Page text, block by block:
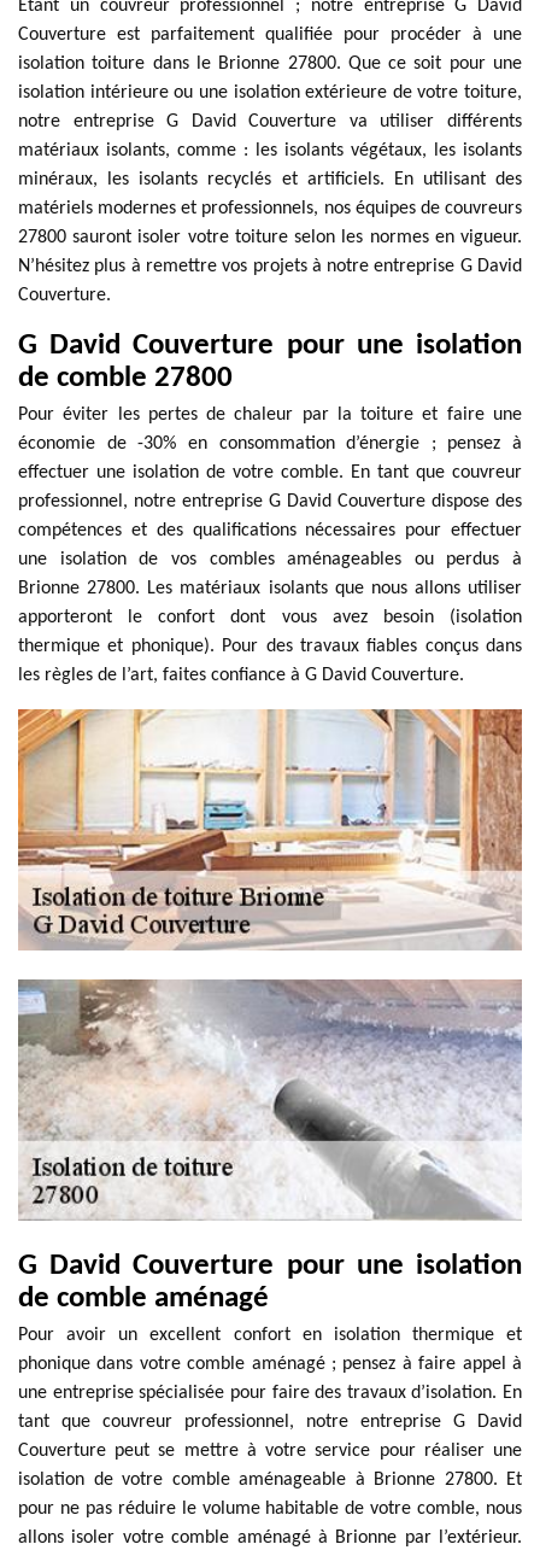
Étant un couvreur professionnel ; notre entreprise G David
Couverture est parfaitement qualifiée pour procéder à une
isolation toiture dans le Brionne 27800. Que ce soit pour une
isolation intérieure ou une isolation extérieure de votre toiture,
notre entreprise G David Couverture va utiliser différents
matériaux isolants, comme : les isolants végétaux, les isolants
minéraux, les isolants recyclés et artificiels. En utilisant des
matériels modernes et professionnels, nos équipes de couvreurs
27800 sauront isoler votre toiture selon les normes en vigueur.
N’hésitez plus à remettre vos projets à notre entreprise G David
Couverture.
G David Couverture pour une isolation
de comble 27800
Pour éviter les pertes de chaleur par la toiture et faire une
économie de -30% en consommation d’énergie ; pensez à
effectuer une isolation de votre comble. En tant que couvreur
professionnel, notre entreprise G David Couverture dispose des
compétences et des qualifications nécessaires pour effectuer
une isolation de vos combles aménageables ou perdus à
Brionne 27800. Les matériaux isolants que nous allons utiliser
apporteront le confort dont vous avez besoin (isolation
thermique et phonique). Pour des travaux fiables conçus dans
les règles de l’art, faites confiance à G David Couverture.
G David Couverture pour une isolation
de comble aménagé
Pour avoir un excellent confort en isolation thermique et
phonique dans votre comble aménagé ; pensez à faire appel à
une entreprise spécialisée pour faire des travaux d’isolation. En
tant que couvreur professionnel, notre entreprise G David
Couverture peut se mettre à votre service pour réaliser une
isolation de votre comble aménageable à Brionne 27800. Et
pour ne pas réduire le volume habitable de votre comble, nous
allons isoler votre comble aménagé à Brionne par l’extérieur.